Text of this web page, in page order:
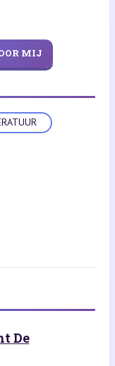
MIJ
De